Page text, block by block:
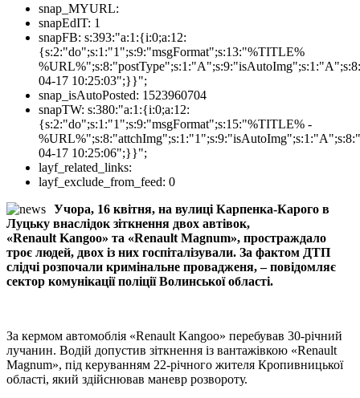
snap_MYURL:
snapEdIT: 1
snapFB: s:393:"a:1:{i:0;a:12:
{s:2:"do";s:1:"1";s:9:"msgFormat";s:13:"%TITLE%
04-17 10:25:03";}}";
snap_isAutoPosted: 1523960704
snapTW: s:380:"a:1:{i:0;a:12:
{s:2:"do";s:1:"1";s:9:"msgFormat";s:15:"%TITLE% -
04-17 10:25:06";}}";
layf_related_links:
layf_exclude_from_feed: 0
Учора, 16 квітня, на вулиці Карпенка-Карого в
Луцьку внаслідок зіткнення двох автівок,
«Renault Kangoo» та «Renault Magnum», простраждало
троє людей, двох із них госпіталізували. За фактом ДТП
слідчі розпочали кримінальне провадженя, – повідомляє
сектор комунікації поліції Волинської області.
За кермом автомоблія «Renault Kangoo» перебував 30-річний
лучанин. Водій допустив зіткнення із вантажівкою «Renault
Magnum», під керуванням 22-річного жителя Кропивницької
області, який здійснював маневр розвороту.